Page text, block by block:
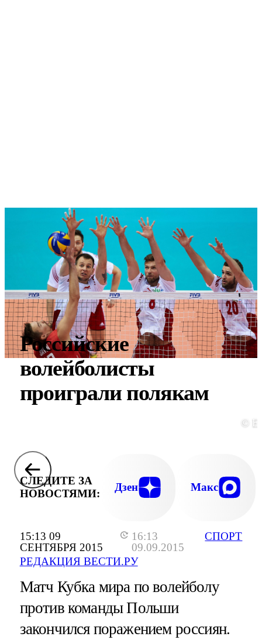
15:13 09
СЕНТЯБРЯ 2015
16:13
09.09.2015
РЕДАКЦИЯ ВЕСТИ.РУ
СПОРТ
Российские
волейболисты
проиграли полякам
©
СЛЕДИТЕ ЗА
НОВОСТЯМИ:
Дзен Макс
Матч Кубка мира по волейболу
против команды Польши
закончился поражением россиян.